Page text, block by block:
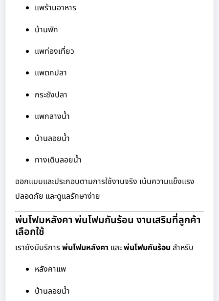
แพร้านอาหาร
บ้านพัก
แพท่องเที่ยว
แพตกปลา
กระชังปลา
แพกลางน้ำ
บ้านลอยน้ำ
ทางเดินลอยน้ำ
ออกแบบและประกอบตามการใช้งานจริง เน้นความแข็งแรง
ปลอดภัย และดูแลรักษาง่าย
พ่นโฟมหลังคา พ่นโฟมกันร้อน งานเสริมที่ลูกค้า
เลือกใช้
เรายังมีบริการพ่นโฟมหลังคา และพ่นโฟมกันร้อน สำหรับ
หลังคาแพ
บ้านลอยน้ำ